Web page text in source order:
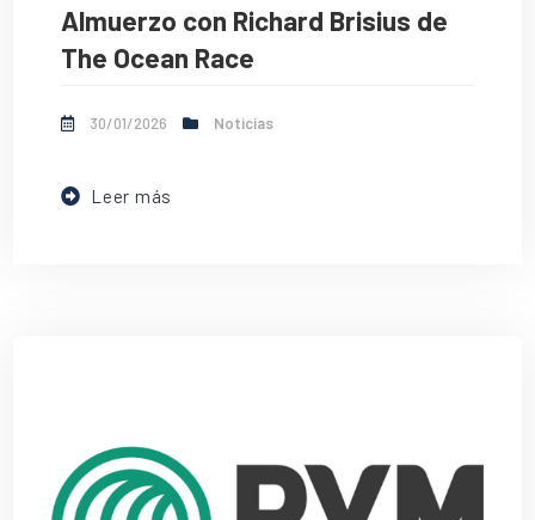
Almuerzo con Richard Brisius de
The Ocean Race
30/01/2026 Noticias
Leer más